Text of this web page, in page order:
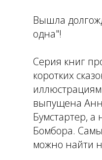
Вышла
одна"!
Серия книг
коротких
выпущена
Бумстартер,
Бомбора.
можно найти